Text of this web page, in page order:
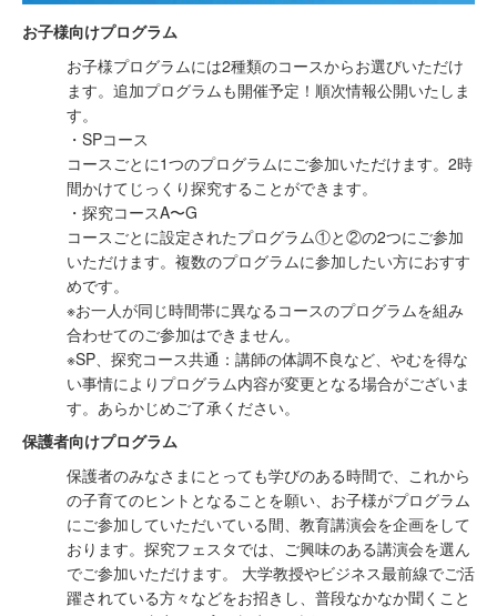
お子様向けプログラム
お子様プログラムには2種類のコースからお選びいただけ
ます。​​追加プログラムも開催予定！順次情報公開いたしま
す。
・SPコース
コースごとに1つのプログラムにご参加いただけます。2時
間かけてじっくり探究することができます。​
・探究コースA〜G
コースごとに設定されたプログラム①と②の2つにご参加
いただけます。複数のプログラムに参加したい方におすす
めです。
※お一人が同じ時間帯に異なるコースのプログラムを組み
合わせてのご参加はできません。
※SP、探究コース共通：講師の体調不良など、やむを得な
い事情によりプログラム内容が変更となる場合がございま
す。あらかじめご了承ください。
保護者向けプログラム
保護者のみなさまにとっても学びのある時間で、これから
の子育てのヒントとなることを願い、お子様がプログラム
にご参加していただいている間、教育講演会を企画をして
おります。探究フェスタでは、ご興味のある講演会を選ん
でご参加いただけます。 大学教授やビジネス最前線でご活
躍されている方々などをお招きし、普段なかなか聞くこと